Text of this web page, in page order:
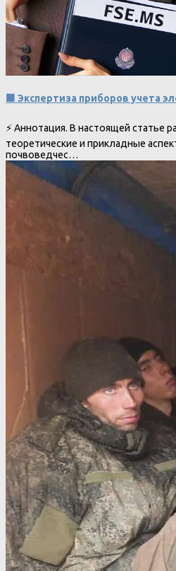
🟩 Экспертиза приборов учета
⚡ Аннотация. В настоящей статье
теоретические и прикладные
почвоведчес…